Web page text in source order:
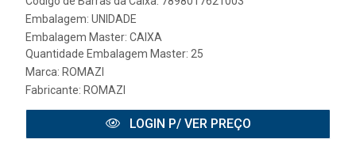
Embalagem: UNIDADE
Embalagem Master: CAIXA
Quantidade Embalagem Master: 25
Marca: ROMAZI
Fabricante: ROMAZI
LOGIN P/ VER PREÇO